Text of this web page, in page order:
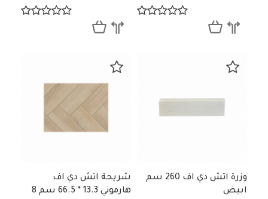
وزرة اتش دي اف 260 سم
ابيض
شريحة اتش دي اف
هارموني 13.3 * 66.5 سم 8